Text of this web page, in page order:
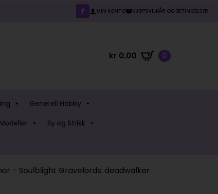
MIN KONTO KJØPSVILKÅR OG BETINGELSER
kr 0,00 0
Generell Hobby
Sy og Strikk
– Soulblight Gravelords: deadwalker